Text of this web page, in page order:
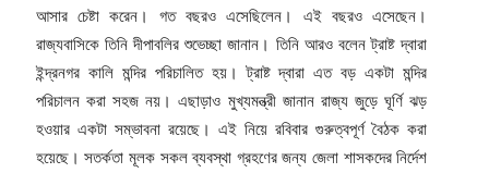
আসার চেষ্টা করেন। গত বছরও এসেছিলেন। এই বছরও এসেছেন।
রাজ্যবাসিকে তিনি দীপাবলির শুভেচ্ছা জানান। তিনি আরও বলেন ট্রাষ্ট দ্বারা
ইন্দ্রনগর কালি মন্দির পরিচালিত হয়। ট্রাষ্ট দ্বারা এত বড় একটা মন্দির
পরিচালন করা সহজ নয়। এছাড়াও মুখ্যমন্ত্রী জানান রাজ্য জুড়ে ঘূর্ণি ঝড়
হওয়ার একটা সম্ভাবনা রয়েছে। এই নিয়ে রবিবার গুরুত্বপূর্ণ বৈঠক করা
হয়েছে। সতর্কতা মূলক সকল ব্যবস্থা গ্রহণের জন্য জেলা শাসকদের নির্দেশ